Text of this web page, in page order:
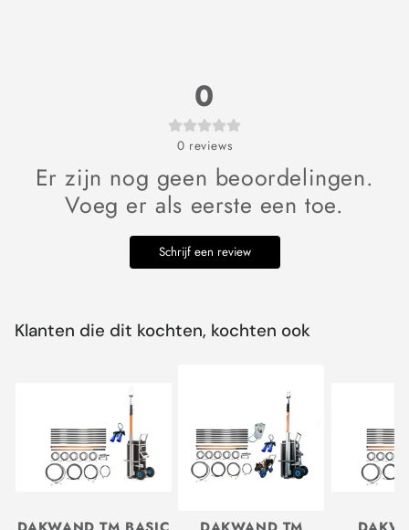
0
0 reviews
Er zijn nog geen beoordelingen.
Voeg er als eerste een toe.
Schrijf een review
Klanten die dit kochten, kochten ook